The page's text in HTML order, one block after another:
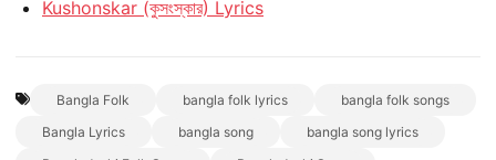
Kushonskar (কুসংস্কার) Lyrics
Bangla Folk bangla folk lyrics
bangla folk songs
Bangla Lyrics
bangla song
bangla song lyrics